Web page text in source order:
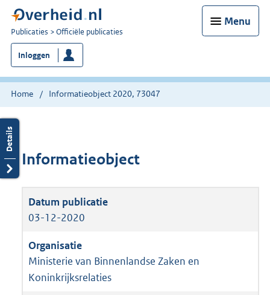
Menu
U
bent
nu
hier:
Publicaties Officiële publicaties
Inloggen
Home Informatieobject 2020, 73047
Informatieobject
03-12-2020
Ministerie van Binnenlandse Zaken en
Koninkrijksrelaties